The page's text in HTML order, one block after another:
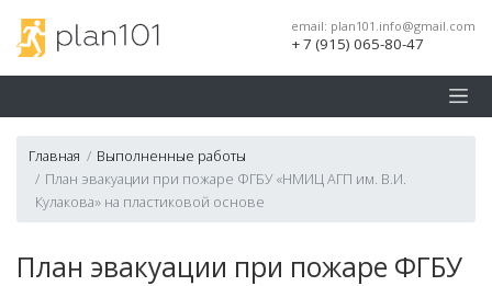
email: plan101.info@gmail.com
+ 7 (915) 065-80-47
Главная
Выполненные работы
План эвакуации при пожаре ФГБУ «НМИЦ АГП им. В.И.
Кулакова» на пластиковой основе
План эвакуации при пожаре ФГБУ